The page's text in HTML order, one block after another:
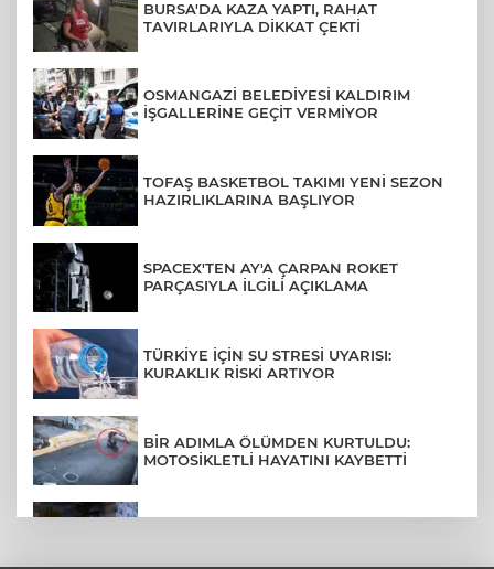
BURSA'DA KAZA YAPTI, RAHAT
TAVIRLARIYLA DİKKAT ÇEKTİ
OSMANGAZİ BELEDİYESİ KALDIRIM
İŞGALLERİNE GEÇİT VERMİYOR
TOFAŞ BASKETBOL TAKIMI YENİ SEZON
HAZIRLIKLARINA BAŞLIYOR
SPACEX'TEN AY'A ÇARPAN ROKET
PARÇASIYLA İLGİLİ AÇIKLAMA
TÜRKİYE İÇİN SU STRESİ UYARISI:
KURAKLIK RİSKİ ARTIYOR
BİR ADIMLA ÖLÜMDEN KURTULDU:
MOTOSİKLETLİ HAYATINI KAYBETTİ